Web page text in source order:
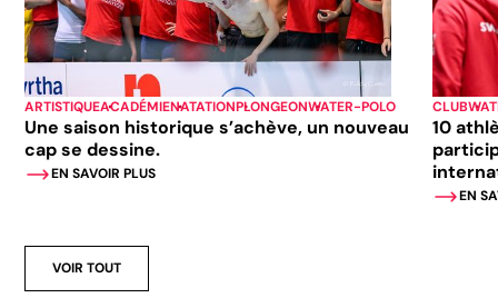
ARTISTIQUEACADÉMIENATATIONPLONGEONWATER-POLO
Une saison historique s’achève, un nouveau
cap se dessine.
EN SAVOIR PLUS
CLUB
10
EN
VOIR TOUT